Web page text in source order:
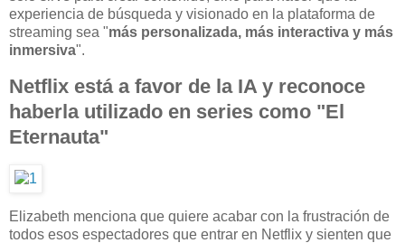
experiencia de búsqueda y visionado en la plataforma de
streaming sea "más personalizada, más interactiva y más
inmersiva".
Netflix está a favor de la IA y reconoce
haberla utilizado en series como "El
Eternauta"
Elizabeth menciona que quiere acabar con la frustración de
todos esos espectadores que entrar en Netflix y sienten que